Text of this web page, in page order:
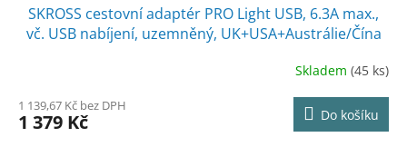
SKROSS cestovní adaptér PRO Light USB, 6.3A max.,
vč. USB nabíjení, uzemněný, UK+USA+Austrálie/Čína
Skladem (45 ks)
1 139,67 Kč bez DPH
1 379 Kč Do košíku